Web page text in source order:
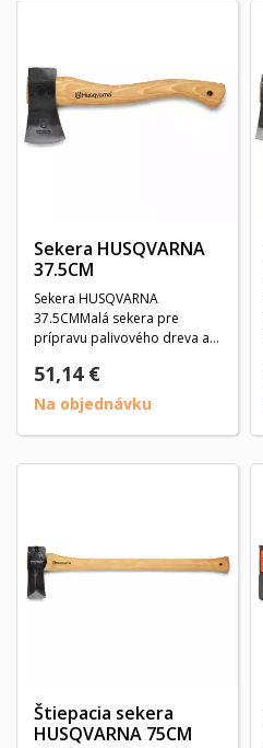
Sekera HUSQVARNA
37.5CM
Sekera HUSQVARNA
37.5CMMalá sekera pre
prípravu palivového dreva a
Porisko...
51,14 €
Na objednávku
Štiepacia sekera
HUSQVARNA 75CM